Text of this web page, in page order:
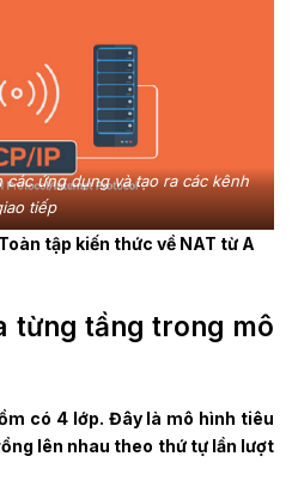
ứng dụng và tạo ra các kênh
tiếp
tập kiến thức về NAT từ A
từng tầng trong mô
có 4 lớp. Đây là mô hình tiêu
lên nhau theo thứ tự lần lượt